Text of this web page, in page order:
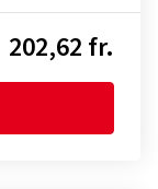
202,62 fr.